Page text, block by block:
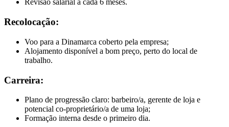
Revisão salarial a cada 6 meses.
Recolocação:
Voo para a Dinamarca coberto pela empresa;
Alojamento disponível a bom preço, perto do local de
trabalho.
Carreira:
Plano de progressão claro: barbeiro/a, gerente de loja e
potencial co-proprietário/a de uma loja;
Formação interna desde o primeiro dia.